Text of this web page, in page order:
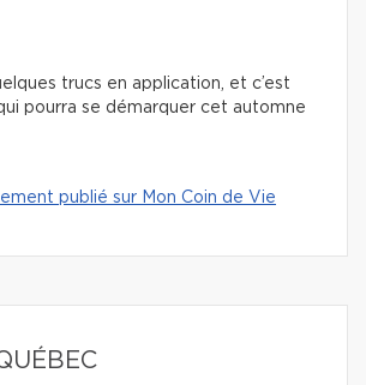
trucs en application, et c’est
pourra se démarquer cet automne
publié sur Mon Coin de Vie